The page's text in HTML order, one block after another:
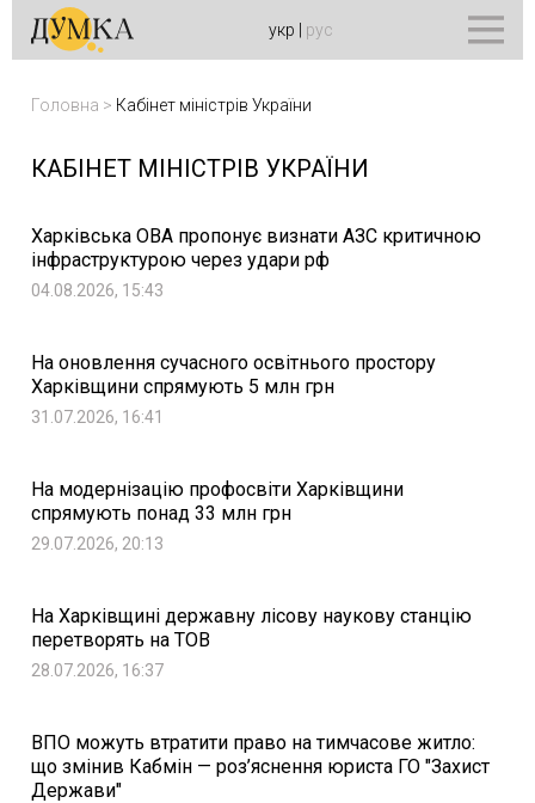
укр рус
Головна > Кабінет міністрів України
КАБІНЕТ МІНІСТРІВ УКРАЇНИ
Харківська ОВА пропонує визнати АЗС критичною
інфраструктурою через удари рф
04.08.2026, 15:43
На оновлення сучасного освітнього простору
Харківщини спрямують 5 млн грн
31.07.2026, 16:41
На модернізацію профосвіти Харківщини
спрямують понад 33 млн грн
29.07.2026, 20:13
На Харківщині державну лісову наукову станцію
перетворять на ТОВ
28.07.2026, 16:37
ВПО можуть втратити право на тимчасове житло:
що змінив Кабмін — роз’яснення юриста ГО "Захист
Держави"